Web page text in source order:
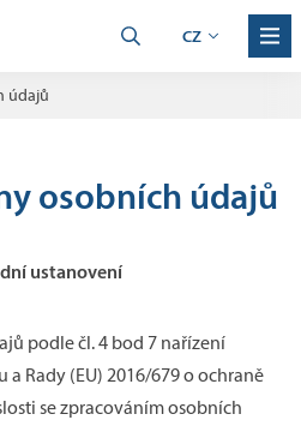
CZ
údajů
osobních údajů
ustanovení
podle čl. 4 bod 7 nařízení
Rady (EU) 2016/679 o ochraně
se zpracováním osobních